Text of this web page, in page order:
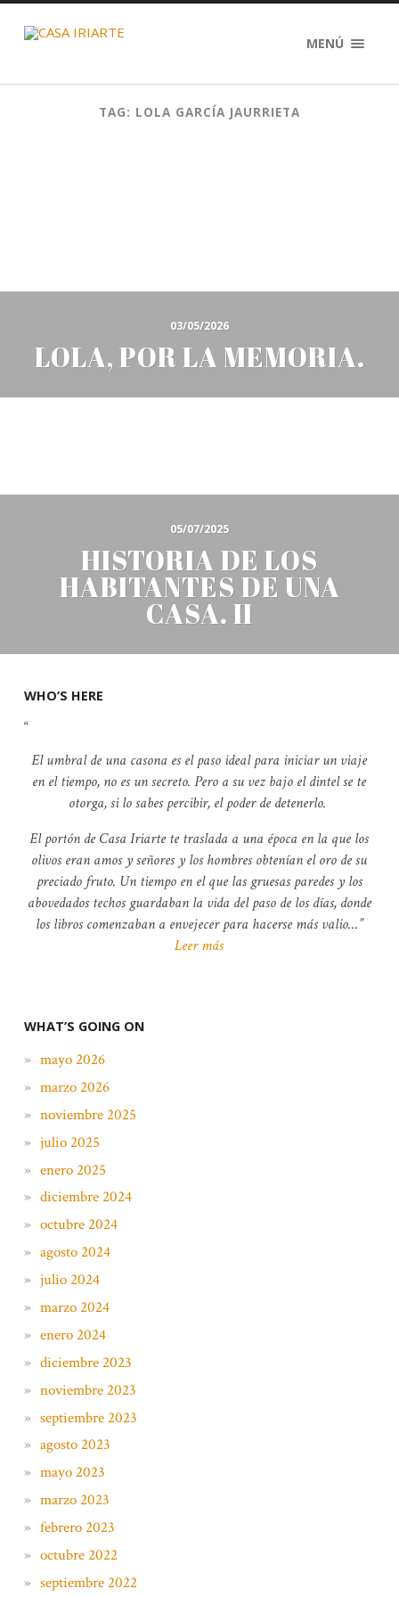
MENÚ
TAG: LOLA GARCÍA JAURRIETA
03/05/2026
LOLA, POR LA MEMORIA.
05/07/2025
HISTORIA DE LOS
HABITANTES DE UNA
CASA. II
WHO’S HERE
El umbral de una casona es el paso ideal para iniciar un viaje
en el tiempo, no es un secreto. Pero a su vez bajo el dintel se te
otorga, si lo sabes percibir, el poder de detenerlo.
El portón de Casa Iriarte te traslada a una época en la que los
olivos eran amos y señores y los hombres obtenían el oro de su
preciado fruto. Un tiempo en el que las gruesas paredes y los
abovedados techos guardaban la vida del paso de los días, donde
los libros comenzaban a envejecer para hacerse más valio…
Leer más
WHAT’S GOING ON
mayo 2026
marzo 2026
noviembre 2025
julio 2025
enero 2025
diciembre 2024
octubre 2024
agosto 2024
julio 2024
marzo 2024
enero 2024
diciembre 2023
noviembre 2023
septiembre 2023
agosto 2023
mayo 2023
marzo 2023
febrero 2023
octubre 2022
septiembre 2022